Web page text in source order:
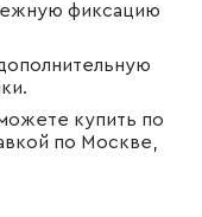
фиксацию
купить по
по Москве,